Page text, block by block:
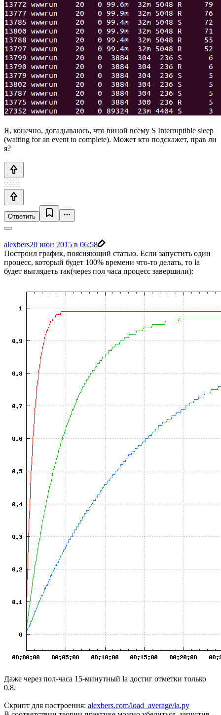
Я, конечно, догадываюсь, что виной всему S Interruptible sleep
(waiting for an event to complete). Может кто подскажет, прав ли
я?
Ответить
alexbers20 июн 2015 в 06:58
Построил график, поясняющий статью. Если запустить один
процесс, который будет 100% времени что-то делать, то la
будет выглядеть так(через пол часа процесс завершили):
Даже через пол-часа 15-минутный la достиг отметки только
0.8.
Скрипт для построения: alexbers.com/load_average/la.py